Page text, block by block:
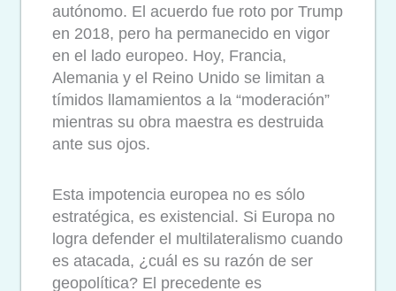
autónomo. El acuerdo fue roto por Trump
en 2018, pero ha permanecido en vigor
en el lado europeo. Hoy, Francia,
Alemania y el Reino Unido se limitan a
tímidos llamamientos a la “moderación”
mientras su obra maestra es destruida
ante sus ojos.
Esta impotencia europea no es sólo
estratégica, es existencial. Si Europa no
logra defender el multilateralismo cuando
es atacada, ¿cuál es su razón de ser
geopolítica? El precedente es